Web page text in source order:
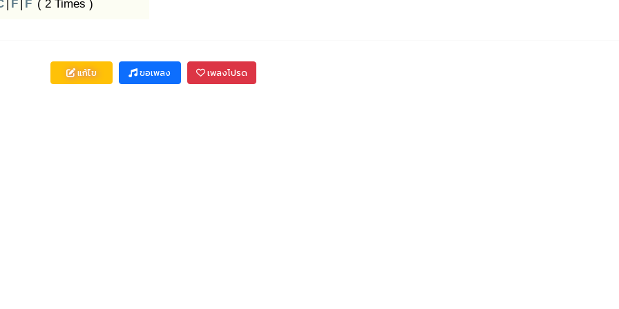
F F ( 2 Times )
แก้ไข ขอเพลง เพลงโปรด